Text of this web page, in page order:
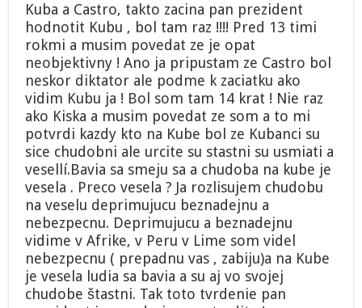
Kuba a Castro, takto zacina pan prezident
hodnotit Kubu , bol tam raz !!!! Pred 13 timi
rokmi a musim povedat ze je opat
neobjektivny ! Ano ja pripustam ze Castro bol
neskor diktator ale podme k zaciatku ako
vidim Kubu ja ! Bol som tam 14 krat ! Nie raz
ako Kiska a musim povedat ze som a to mi
potvrdi kazdy kto na Kube bol ze Kubanci su
sice chudobni ale urcite su stastni su usmiati a
vesellí.Bavia sa smeju sa a chudoba na kube je
vesela . Preco vesela ? Ja rozlisujem chudobu
na veselu deprimujucu beznadejnu a
nebezpecnu. Deprimujucu a beznadejnu
vidime v Afrike, v Peru v Lime som videl
nebezpecnu ( prepadnu vas , zabiju)a na Kube
je vesela ludia sa bavia a su aj vo svojej
chudobe štastni. Tak toto tvrdenie pan